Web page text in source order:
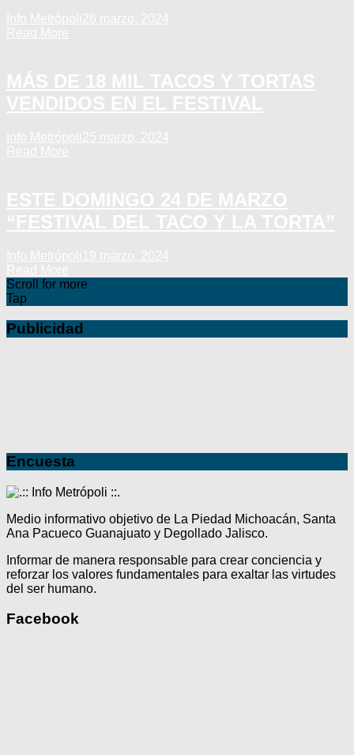
Scroll for more
Tap
Publicidad
Encuesta
Medio informativo objetivo de La Piedad Michoacán, Santa
Ana Pacueco Guanajuato y Degollado Jalisco.
Informar de manera responsable para crear conciencia y
reforzar los valores fundamentales para exaltar las virtudes
del ser humano.
Facebook